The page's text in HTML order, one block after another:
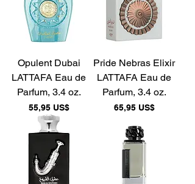
Opulent Dubai
LATTAFA Eau de
Parfum, 3.4 oz.
Precio
55,95 US$
Pride Nebras Elixir
LATTAFA Eau de
Parfum, 3.4 oz.
Precio
65,95 US$